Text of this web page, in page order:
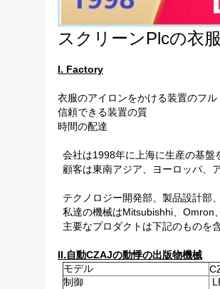
スクリーンPlcの衣
I. Factory
衣服のアイロンをかける装置のフル
信頼できる装置の質
時間の配達
会社は1998年に上海に生産の基盤
顧客は東南アジア、ヨーロッパ、
テクノロジー開発部、製品設計部
私達の機械はMitsubishhi、Omron
主要なプロダクトは下記のものを
II.自動CZAJの動悸の出版物機械
モデル
制御